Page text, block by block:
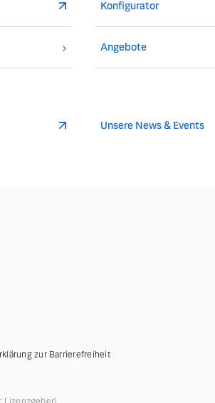
Konfigurator
Angebote
Unsere News & Events
zur Barrierefreiheit